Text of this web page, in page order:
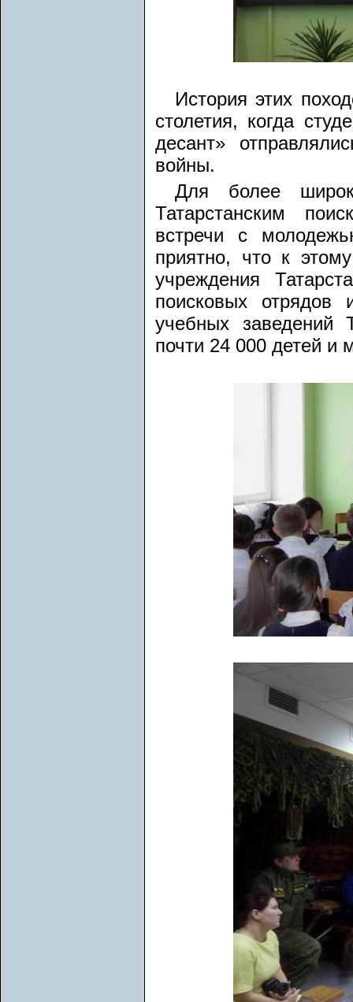
История этих
столетия, когда
десант»
войны.
Для более
Татарстанским
встречи с
приятно, что к
учреждения
поисковых отрядов
учебных заведений
почти 24 000 детей и